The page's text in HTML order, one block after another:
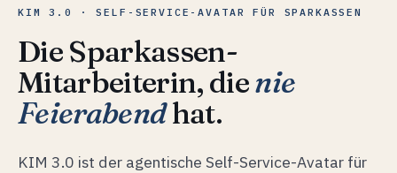
KIM 3.0 · SELF-SERVICE-AVATAR FÜR SPARKASSEN
Die Sparkassen-
Mitarbeiterin, dienie
Feierabendhat.
KIM 3.0 ist der agentische Self-Service-Avatar für